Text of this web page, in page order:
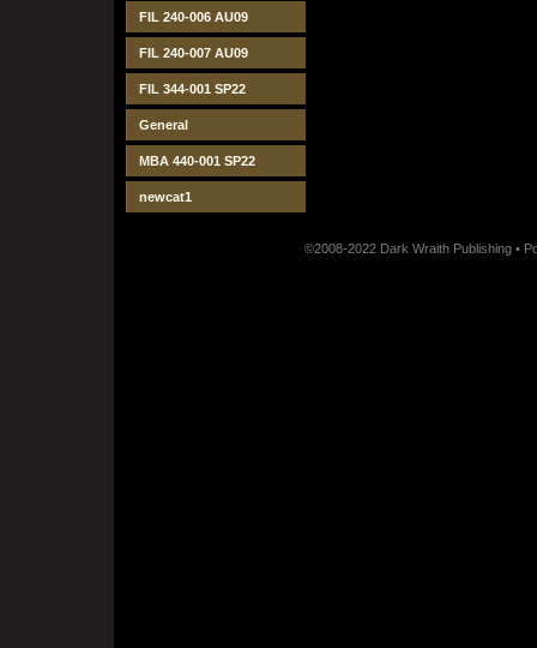
FIL 240-006 AU09
FIL 240-007 AU09
FIL 344-001 SP22
General
MBA 440-001 SP22
newcat1
©2008-2022 Dark Wraith Publishing •